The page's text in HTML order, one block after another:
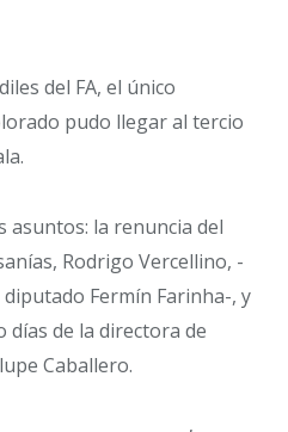
del FA, el único
pudo llegar al tercio
asuntos: la renuncia del
Rodrigo Vercellino, -
Fermín Farinha-, y
de la directora de
Caballero.